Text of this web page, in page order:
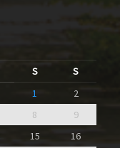
S
S
1
2
8
9
15 16